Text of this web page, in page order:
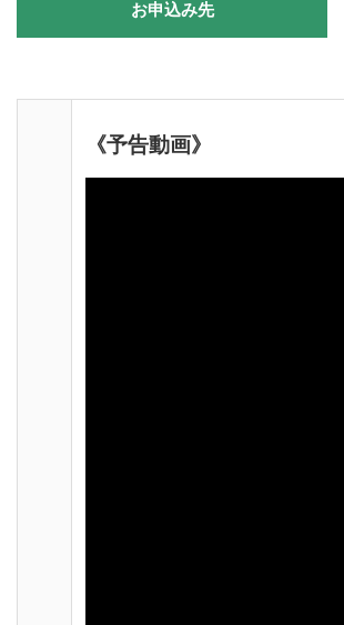
お申込み先
《予告動画》